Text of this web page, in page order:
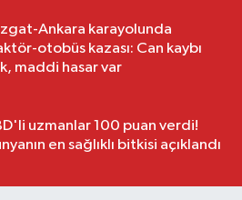
Ankara karayolunda
otobüs kazası: Can kaybı
maddi hasar var
uzmanlar 100 puan verdi!
en sağlıklı bitkisi açıklandı